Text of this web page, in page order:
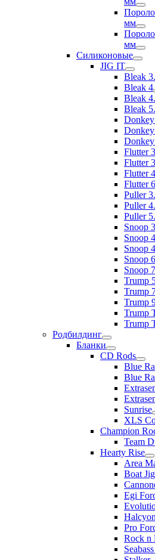
мм
мм
Силиконовые
JIG IT
Bleak
Bleak 4
Bleak
Bleak
Flutter
Flutter
Flutter
Flutter 6
Puller
Puller
Puller
Snoop
Snoop 4
Snoop
Snoop 6
Snoop
Trump
Trump
Trump
Trump
Trump
Родбилдинг
Бланки
CD Rods
Blue
Blue
Sunrise
XLS
Champion
Team
Hearty Rise
Area
Boat
Egi
Halcyon
Pro
Rock n